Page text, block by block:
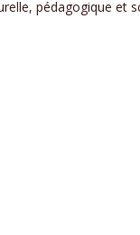
pédagogique et